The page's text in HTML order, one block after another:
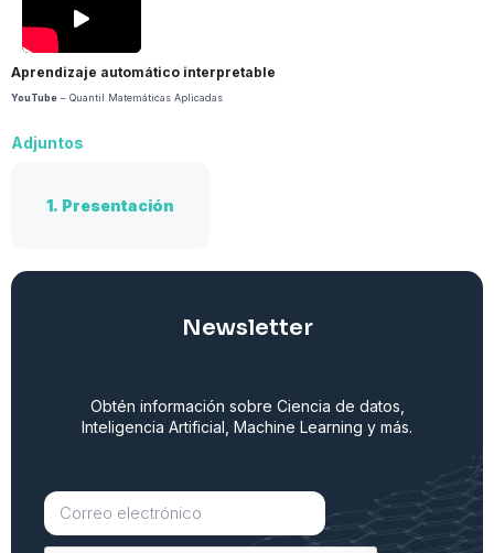
Aprendizaje automático interpretable
YouTube – Quantil Matemáticas Aplicadas
Adjuntos
1. Presentación
Newsletter
Obtén información sobre Ciencia de datos,
Inteligencia Artificial, Machine Learning y más.